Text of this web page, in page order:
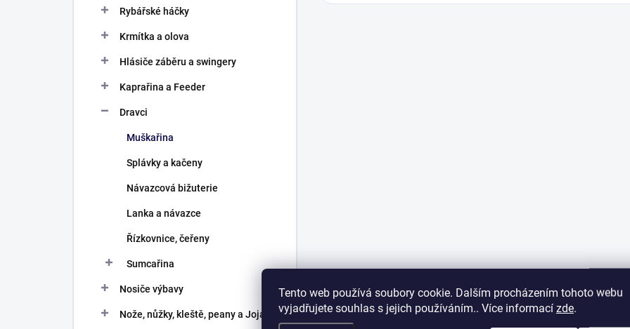
Tento web používá soubory cookie. Dalším procházením tohoto webu
vyjadřujete souhlas s jejich používáním.. Více informací zde.
Rybářské háčky
Krmítka a olova
Hlásiče záběru a swingery
Kaprařina a Feeder
Dravci
Muškařina
Splávky a kačeny
Návazcová bižuterie
Lanka a návazce
Řízkovnice, čeřeny
Sumcařina
Nosiče výbavy
Nože, nůžky, kleště, peany a Joja